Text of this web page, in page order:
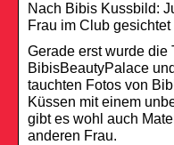
Nach Bibis Kussbild:
Frau im Club gesichtet
Gerade erst wurde die
BibisBeautyPalace
tauchten Fotos von
Küssen mit einem
gibt es wohl auch
anderen Frau.